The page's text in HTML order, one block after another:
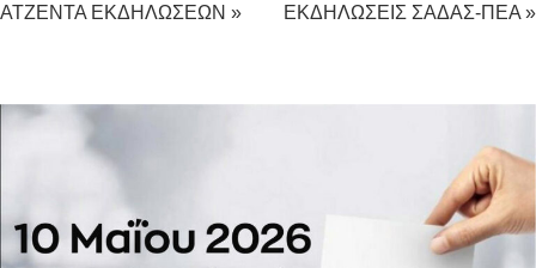
ΑΤΖΕΝΤΑ ΕΚΔΗΛΩΣΕΩΝ » ΕΚΔΗΛΩΣΕΙΣ ΣΑΔΑΣ-ΠΕΑ »